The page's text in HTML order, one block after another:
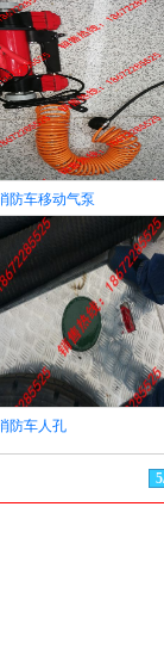
防车移动气泵
防车人孔